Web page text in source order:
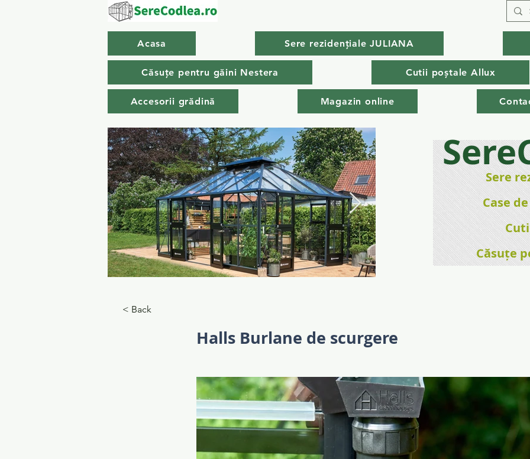
Acasa Sere rezidențiale JULIANA
Căsuțe pentru găini Nestera Cutii poștale Allux
Accesorii grădină Magazin online
Sere
Case
Căsuțe
< Back
Halls Burlane de scurgere